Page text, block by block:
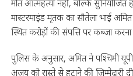
मौत आत्महत्या नहीं, बल्कि सुनियोजित
मास्टरमाइंड मृतक का सौतेला भाई
स्थित करोड़ों की संपत्ति पर कब्जा करना
पुलिस के अनुसार, अमित ने पश्चिमी
अजय को रास्ते से हटाने की जिम्मेदारी